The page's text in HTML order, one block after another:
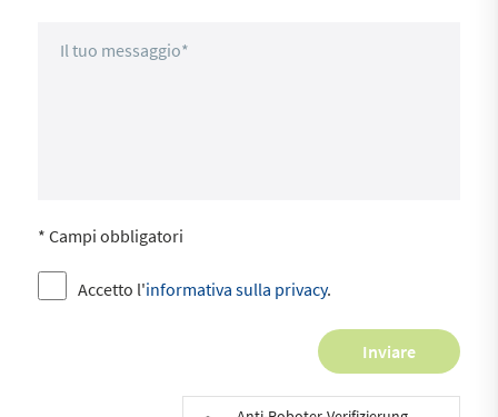
* Campi obbligatori
Accetto l'informativa sulla privacy.